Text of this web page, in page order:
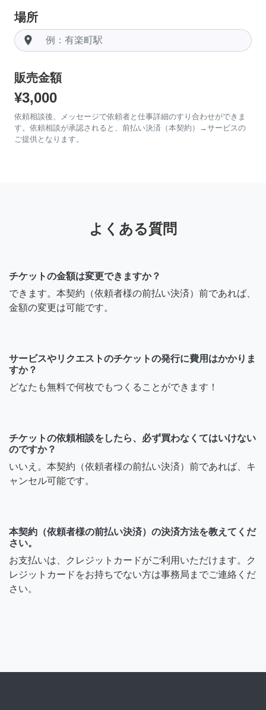
場所
room
販売金額
¥3,000
依頼相談後、メッセージで依頼者と仕事詳細のすり合わせができま
す。依頼相談が承認されると、前払い決済（本契約）→サービスの
ご提供となります。
よくある質問
チケットの金額は変更できますか？
できます。本契約（依頼者様の前払い決済）前であれば、
金額の変更は可能です。
サービスやリクエストのチケットの発行に費用はかかりま
すか？
どなたも無料で何枚でもつくることができます！
チケットの依頼相談をしたら、必ず買わなくてはいけない
のですか？
いいえ。本契約（依頼者様の前払い決済）前であれば、キ
ャンセル可能です。
本契約（依頼者様の前払い決済）の決済方法を教えてくだ
さい。
お支払いは、クレジットカードがご利用いただけます。ク
レジットカードをお持ちでない方は事務局までご連絡くだ
さい。